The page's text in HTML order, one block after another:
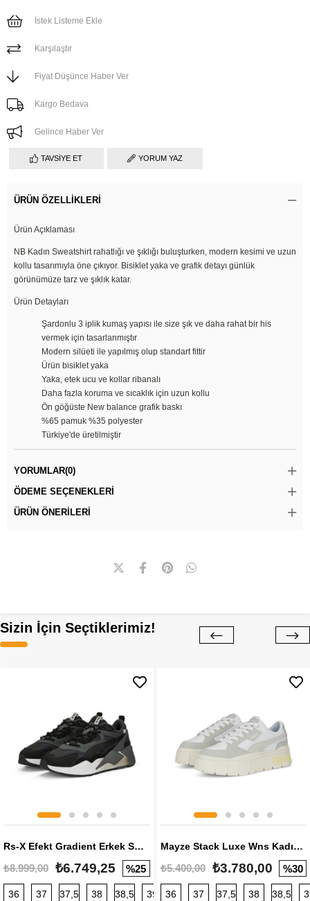
İstek Listeme Ekle
Karşılaştır
Fiyat Düşünce Haber Ver
Kargo Bedava
Gelince Haber Ver
TAVSIYE ET YORUM YAZ
ÜRÜN ÖZELLIKLERI
Ürün Açıklaması
NB Kadın Sweatshirt rahatlığı ve şıklığı buluşturken, modern kesimi ve uzun
kollu tasarımıyla öne çıkıyor. Bisiklet yaka ve grafik detayı günlük
görünümüze tarz ve şıklık katar.
Ürün Detayları
Şardonlu 3 iplik kumaş yapısı ile size şık ve daha rahat bir his
vermek için tasarlanmıştır
Modern silüeti ile yapılmış olup standart fittir
Ürün bisiklet yaka
Yaka, etek ucu ve kollar ribanalı
Daha fazla koruma ve sıcaklık için uzun kollu
Ön göğüste New balance grafik baskı
%65 pamuk %35 polyester
Türkiye'de üretilmiştir
YORUMLAR(0)
ÖDEME SEÇENEKLERI
ÜRÜN ÖNERILERI
Sizin İçin Seçtiklerimiz!
Rs-X Efekt Gradient Erkek Sneaker
₺8.999,00 ₺6.749,25 %25
36 37 37,5 38 38,5 39 40 40,5 41 42 42,5
Mayze Stack Luxe Wns Kadın Sneaker
₺5.400,00 ₺3.780,00 %30
36 37 37,5 38 38,5